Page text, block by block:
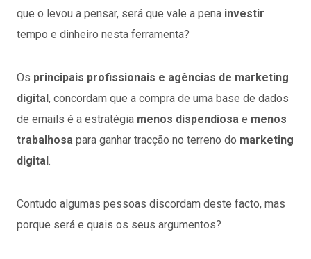
que o levou a pensar, será que vale a pena investir
tempo e dinheiro nesta ferramenta?
Os principais profissionais e agências de marketing
digital, concordam que a compra de uma base de dados
de emails é a estratégia menos dispendiosa e menos
trabalhosa para ganhar tracção no terreno do marketing
digital.
Contudo algumas pessoas discordam deste facto, mas
porque será e quais os seus argumentos?